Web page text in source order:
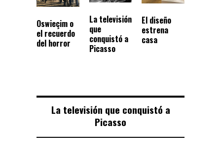
Oswieçim o
el recuerdo
del horror
La televisión
que
conquistó a
Picasso
El diseño
estrena
casa
La televisión que conquistó a
Picasso